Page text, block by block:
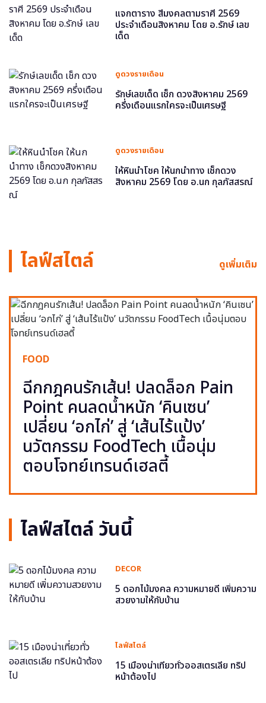
แจกตาราง สีมงคลตามราศี 2569
ประจำเดือนสิงหาคม โดย อ.รักษ์ เลข
เด็ด
ดูดวงรายเดือน
รักษ์เลขเด็ด เช็ก ดวงสิงหาคม 2569
ครึ่งเดือนแรกใครจะเป็นเศรษฐี
ดูดวงรายเดือน
ให้หินนำโชค ให้นกนำทาง เช็กดวง
สิงหาคม 2569 โดย อ.นก กุลภัสสรณ์
ไลฟ์สไตล์ ดูเพิ่มเติม
FOOD
ฉีกกฎคนรักเส้น! ปลดล็อก Pain
Point คนลดน้ำหนัก ‘คินเซน’
เปลี่ยน ‘อกไก่’ สู่ ‘เส้นไร้แป้ง’
นวัตกรรม FoodTech เนื้อนุ่ม
ตอบโจทย์เทรนด์เฮลตี้
ไลฟ์สไตล์ วันนี้
DECOR
5 ดอกไม้มงคล ความหมายดี เพิ่มความ
สวยงามให้กับบ้าน
ไลฟ์สไตล์
15 เมืองน่าเที่ยวทั่วออสเตรเลีย ทริป
หน้าต้องไป